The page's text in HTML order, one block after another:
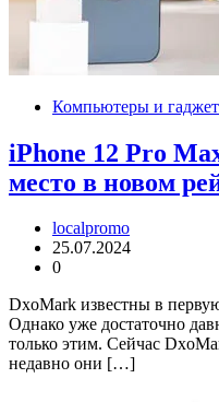
Компьютеры и
iPhone 12 Pro
место в новом
localpromo
25.07.2024
0
DxoMark известны в
Однако уже достаточно
только этим. Сейчас
недавно они […]